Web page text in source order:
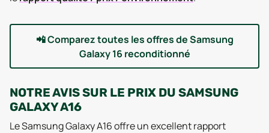
📲Comparez toutes les offres de Samsung
Galaxy 16 reconditionné
NOTRE AVIS SUR LE PRIX DU SAMSUNG
GALAXY A16
Le Samsung Galaxy A16 offre un excellent rapport